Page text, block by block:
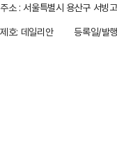
주소 : 서울특별시 용산구 서빙
제호: 데일리안
등록일/발